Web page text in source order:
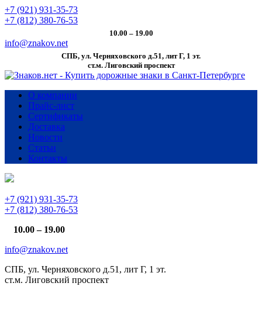
+7 (921) 931-35-73
+7 (812) 380-76-53
10.00 – 19.00
info@znakov.net
СПБ, ул. Черняховского д.51, лит Г, 1 эт.
cт.м. Лиговский проспект
О компании
Прайс-лист
Сертификаты
Доставка
Новости
Статьи
Контакты
+7 (921) 931-35-73
+7 (812) 380-76-53
10.00 – 19.00
info@znakov.net
СПБ, ул. Черняховского д.51, лит Г, 1 эт.
cт.м. Лиговский проспект